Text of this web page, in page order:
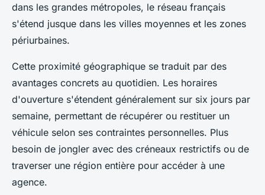
dans les grandes métropoles, le réseau français
s'étend jusque dans les villes moyennes et les zones
périurbaines.
Cette proximité géographique se traduit par des
avantages concrets au quotidien. Les horaires
d'ouverture s'étendent généralement sur six jours par
semaine, permettant de récupérer ou restituer un
véhicule selon ses contraintes personnelles. Plus
besoin de jongler avec des créneaux restrictifs ou de
traverser une région entière pour accéder à une
agence.